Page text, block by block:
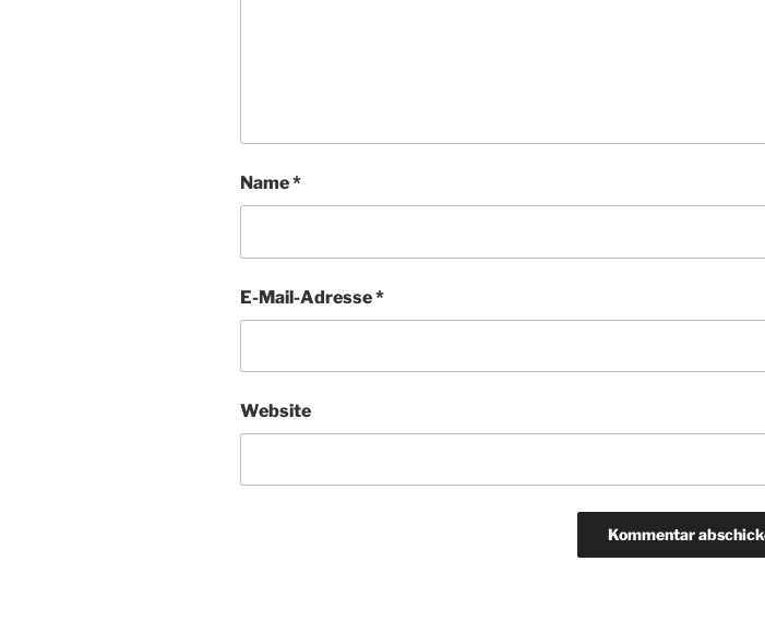
Name*
E-Mail-Adresse*
Website